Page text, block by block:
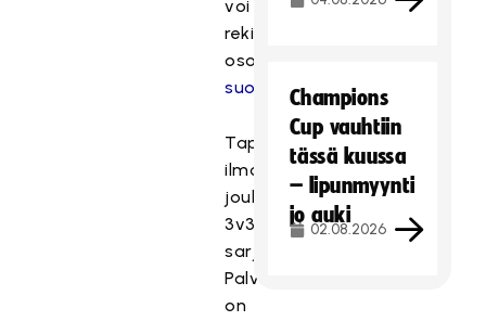
voi
rekisteröidä
osoitteessa:
suomisport.fi
Tapoja
ilmoittaa
joukkue
3v3-
sarjaan
Palvelusivustolla
on
Champions
Cup vauhtiin
tässä kuussa
– lipunmyynti
jo auki
02.08.2026